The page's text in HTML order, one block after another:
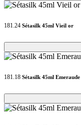
181.24 Sétasilk 45ml Vieil or
Loading...
Loading...
181.18 Sétasilk 45ml Emeraude
Loading...
Loading...